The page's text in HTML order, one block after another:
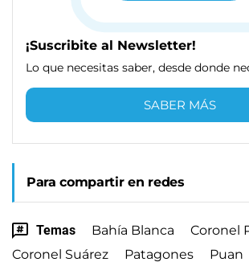
¡Suscribite al Newsletter!
Lo que necesitas saber, desde donde
SABER MÁS
Para compartir en redes
Temas Bahía Blanca
Coronel
Coronel Suárez
Patagones Puan